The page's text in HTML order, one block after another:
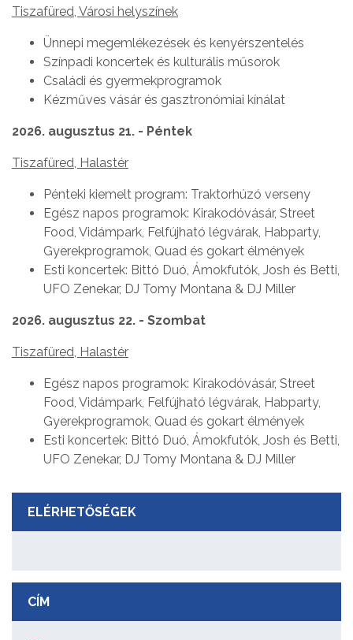
Tiszafüred, Városi helyszínek
Ünnepi megemlékezések és kenyérszentelés
Színpadi koncertek és kulturális műsorok
Családi és gyermekprogramok
Kézműves vásár és gasztronómiai kínálat
2026. augusztus 21. - Péntek
Tiszafüred, Halastér
Pénteki kiemelt program: Traktorhúzó verseny
Egész napos programok: Kirakodóvásár, Street
Food, Vidámpark, Felfújható légvárak, Habparty,
Gyerekprogramok, Quad és gokart élmények
Esti koncertek: Bittó Duó, Ámokfutók, Josh és Betti,
UFO Zenekar, DJ Tomy Montana & DJ Miller
2026. augusztus 22. - Szombat
Tiszafüred, Halastér
Egész napos programok: Kirakodóvásár, Street
Food, Vidámpark, Felfújható légvárak, Habparty,
Gyerekprogramok, Quad és gokart élmények
Esti koncertek: Bittó Duó, Ámokfutók, Josh és Betti,
UFO Zenekar, DJ Tomy Montana & DJ Miller
ELÉRHETŐSÉGEK
CÍM